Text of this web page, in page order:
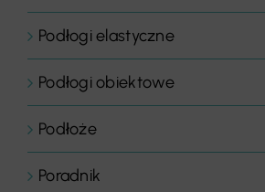
Podłogi elastyczne
Podłogi obiektowe
Podłoże
Poradnik